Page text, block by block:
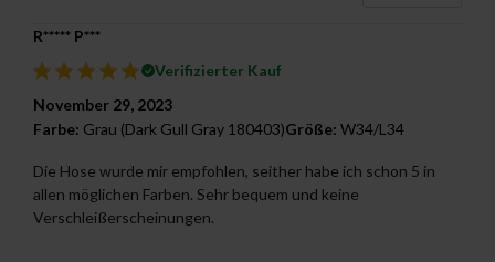
R***** P***
Verifizierter Kauf
November 29, 2023
Farbe: Grau (Dark Gull Gray 180403)Größe:W34/L34
Die Hose wurde mir empfohlen, seither habe ich schon 5 in
allen möglichen Farben. Sehr bequem und keine
Verschleißerscheinungen.